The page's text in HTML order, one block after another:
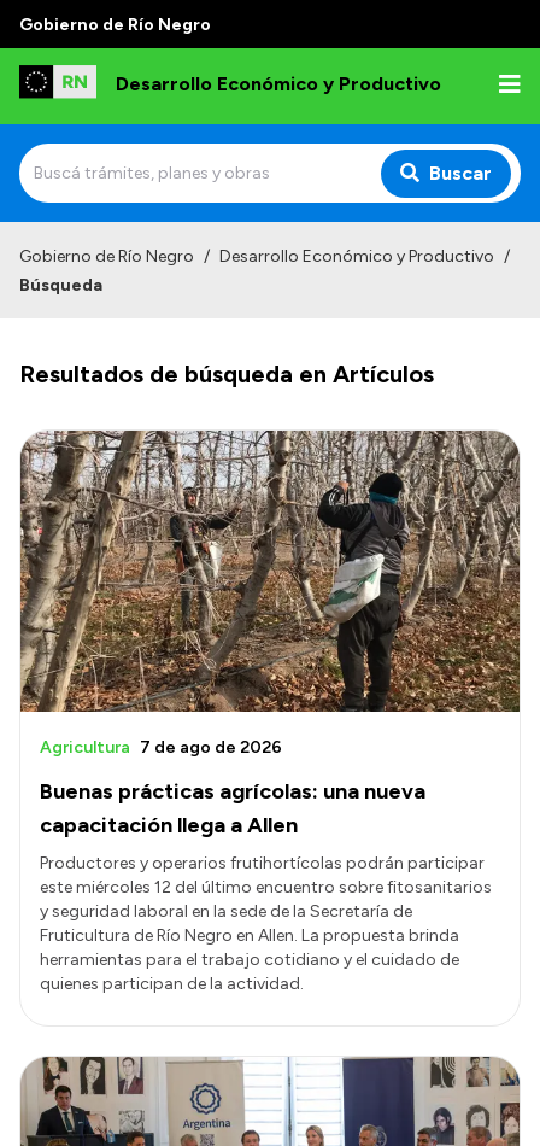
Gobierno de Río Negro
Desarrollo Económico y Productivo
Buscar
Delegaciones
Normativa
Transparencia
Presupuesto
Boletín Oficial
Compras y licitaciones
Consulta de expedientes
Consulta de pago a proveedores
Convocatorias
Intranet
Login
Gobierno de Río Negro / Desarrollo Económico y Productivo /
Búsqueda
Resultados de búsqueda en Artículos
Buenas prácticas agrícolas: una nueva
capacitación llega a Allen
Agricultura 7 de ago de 2026
Productores y operarios frutihortícolas podrán participar
este miércoles 12 del último encuentro sobre fitosanitarios
y seguridad laboral en la sede de la Secretaría de
Fruticultura de Río Negro en Allen. La propuesta brinda
herramientas para el trabajo cotidiano y el cuidado de
quienes participan de la actividad.